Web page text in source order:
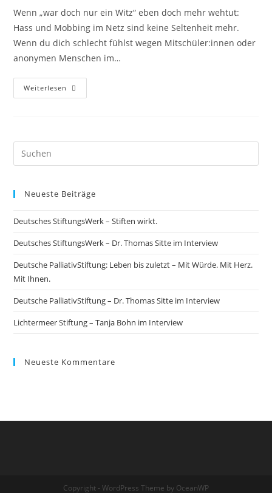
Wenn „war doch nur ein Witz“ eben doch mehr wehtut:
Hass und Mobbing im Netz sind keine Seltenheit mehr.
Wenn du dich schlecht fühlst wegen Mitschüler:innen oder
anonymen Menschen im…
Weiterlesen
Neueste Beiträge
Deutsches StiftungsWerk – Stiften wirkt.
Deutsches StiftungsWerk – Dr. Thomas Sitte im Interview
Deutsche PalliativStiftung: Leben bis zuletzt – Mit Würde. Mit Herz.
Mit Ihnen.
Deutsche PalliativStiftung – Dr. Thomas Sitte im Interview
Lichtermeer Stiftung – Tanja Bohn im Interview
Neueste Kommentare
Copyright - WordPress Theme by OceanWP